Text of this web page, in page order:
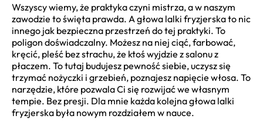
Wszyscy wiemy, że praktyka czyni mistrza, a w naszym
zawodzie to święta prawda. A głowa lalki fryzjerska to nic
innego jak bezpieczna przestrzeń do tej praktyki. To
poligon doświadczalny. Możesz na niej ciąć, farbować,
kręcić, pleść bez strachu, że ktoś wyjdzie z salonu z
płaczem. To tutaj budujesz pewność siebie, uczysz się
trzymać nożyczki i grzebień, poznajesz napięcie włosa. To
narzędzie, które pozwala Ci się rozwijać we własnym
tempie. Bez presji. Dla mnie każda kolejna głowa lalki
fryzjerska była nowym rozdziałem w nauce.